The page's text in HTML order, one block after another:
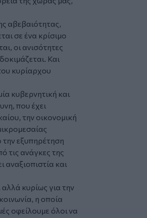
αβεβαιότητας,
σε ένα κρίσιμο
οι ανισότητες
Και
κυρίαρχου
κυβερνητική και
που έχει
την οικονομική
την εξυπηρέτηση
τις ανάγκες της
αναξιοπιστία και
αλλά κυρίως για την
η οποία
οφείλουμε όλοι να